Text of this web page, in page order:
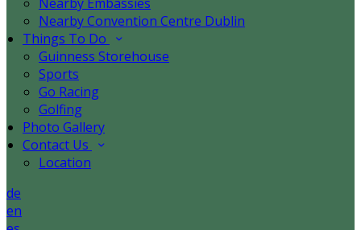
Nearby Convention Centre Dublin
Things To Do
Guinness Storehouse
Sports
Go Racing
Golfing
Photo Gallery
Contact Us
Location
de
en